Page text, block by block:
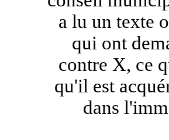
a lu un texte
qui ont
contre X, ce
qu'il est
dans